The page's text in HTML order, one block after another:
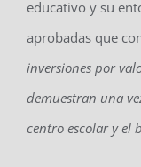
educativo y su
aprobadas que
inversiones por
demuestran una
centro escolar y el